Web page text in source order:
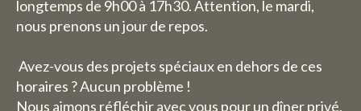
longtemps de 9h00 à 17h30. Attention, le mardi,
nous prenons un jour de repos.
Avez-vous des projets spéciaux en dehors de ces
horaires ? Aucun problème !
Nous aimons réfléchir avec vous pour un dîner privé,